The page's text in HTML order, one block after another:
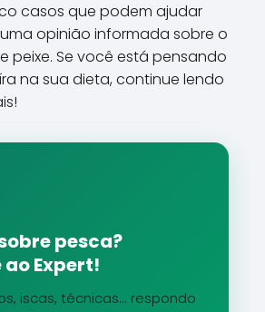
casos que podem ajudar
opinião informada sobre o
peixe. Se você está pensando
na sua dieta, continue lendo
pesca?
Expert!
iscas, técnicas... respondo